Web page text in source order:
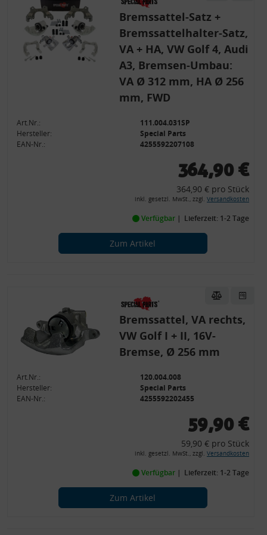
Bremssattel-Satz +
Bremssattelhalter-Satz,
VA + HA, VW Golf 4, Audi
A3, Bremsen-Umbau:
VA Ø 312 mm, HA Ø 256
mm, FWD
Art.Nr.:
111.004.031SP
Hersteller:
Special Parts
EAN-Nr.:
4255592207108
364,90 €
364,90 € pro Stück
inkl. gesetzl. MwSt., zzgl. Versandkosten
Verfügbar Lieferzeit: 1-2 Tage
Zum Artikel
Bremssattel, VA rechts,
VW Golf I + II, 16V-
Bremse, Ø 256 mm
Art.Nr.:
120.004.008
Hersteller:
Special Parts
EAN-Nr.:
4255592202455
59,90 €
59,90 € pro Stück
inkl. gesetzl. MwSt., zzgl. Versandkosten
Verfügbar Lieferzeit: 1-2 Tage
Zum Artikel
Besondere Features:
Verwendung genauer Standortdaten
Endgeräteeigenschaften zur Identifikation aktiv abfragen